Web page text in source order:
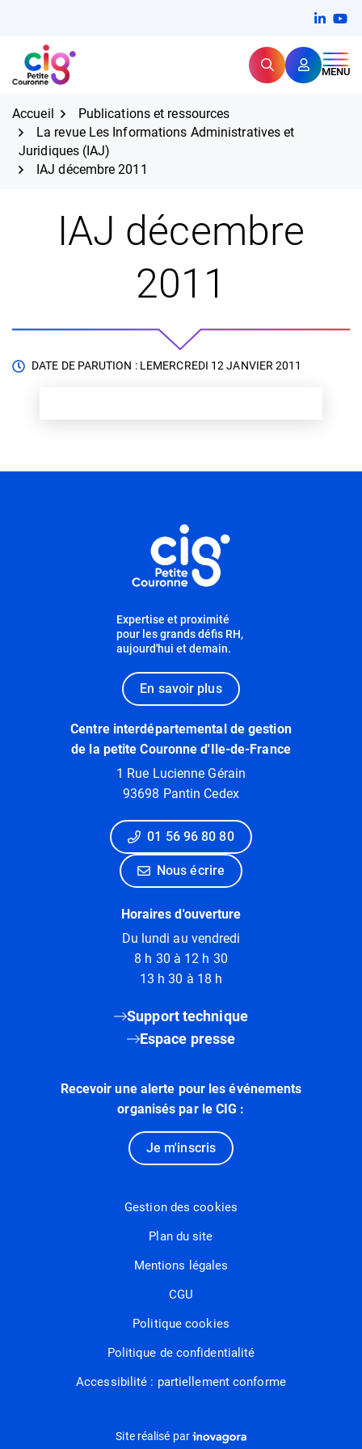
contenu
CIG Petite Couronne RechercherMENU
Expertise et proximité pour
Accueil
Publications et ressources
La revue Les Informations Administratives et
Juridiques (IAJ)
IAJ décembre 2011
IAJ décembre
2011
DATE DE PARUTION : LEMERCREDI 12 JANVIER 2011
Expertise et proximité
pour les grands défis RH,
aujourd'hui et demain.
En savoir plus
Centre interdépartemental de gestion
de la petite Couronne d'Ile-de-France
1 Rue Lucienne Gérain
93698 Pantin Cedex
01 56 96 80 80
Nous écrire
Horaires d'ouverture
Du lundi au vendredi
8 h 30 à 12 h 30
13 h 30 à 18 h
Support technique
Espace presse
Recevoir une alerte pour les événements
organisés par le CIG :
Je m'inscris
Gestion des cookies
Plan du site
Mentions légales
CGU
Politique cookies
Politique de confidentialité
Accessibilité : partiellement conforme
Site réalisé parInovagora (ouverture dans un